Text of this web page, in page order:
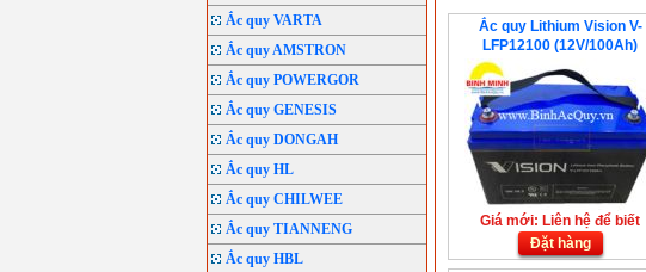
Ắc quy VARTA
Ắc quy AMSTRON
Ắc quy POWERGOR
Ắc quy GENESIS
Ắc quy DONGAH
Ắc quy HL
Ắc quy CHILWEE
Ắc quy TIANNENG
Ắc quy HBL
Ắc quy Lithium Vision V-
LFP12100 (12V/100Ah)
Giá mới: Liên hệ để biết
Đặt hàng